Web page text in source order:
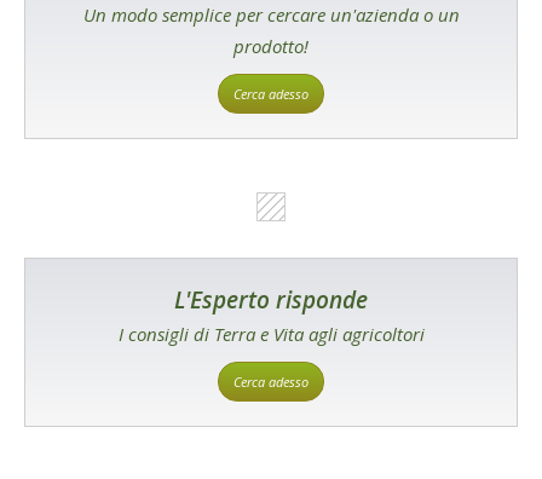
Un modo semplice per cercare un'azienda o un
prodotto!
Cerca adesso
L'Esperto risponde
I consigli di Terra e Vita agli agricoltori
Cerca adesso